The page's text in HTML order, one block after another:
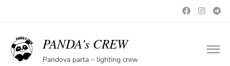
PANDA's CREW
Pandova parta – lighting crew